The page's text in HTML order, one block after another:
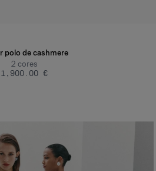
polo de cashmere
2 cores
‌1,900.00 €